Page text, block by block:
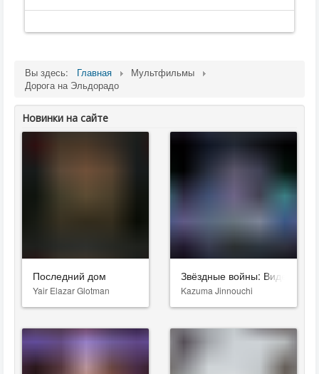
Вы здесь: Главная
Мультфильмы
Дорога на Эльдорадо
Новинки на сайте
Последний дом
Yair Elazar Glotman
Звёздные войны: Видения.
Kazuma Jinnouchi